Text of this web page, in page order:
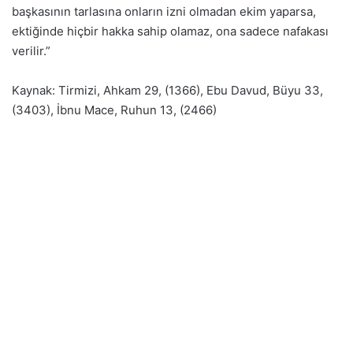
başkasının tarlasına onların izni olmadan ekim yaparsa,
ektiğinde hiçbir hakka sahip olamaz, ona sadece nafakası
verilir.”
Kaynak: Tirmizi, Ahkam 29, (1366), Ebu Davud, Büyu 33,
(3403), İbnu Mace, Ruhun 13, (2466)